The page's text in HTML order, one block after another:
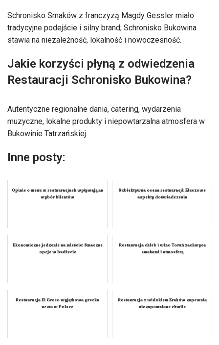
Schronisko Smaków z franczyzą Magdy Gessler miało
tradycyjne podejście i silny brand; Schronisko Bukowina
stawia na niezależność, lokalność i nowoczesność.
Jakie korzyści płyną z odwiedzenia
Restauracji Schronisko Bukowina?
Autentyczne regionalne dania, catering, wydarzenia
muzyczne, lokalne produkty i niepowtarzalna atmosfera w
Bukowinie Tatrzańskiej.
Inne posty:
Opinie o menu w restauracjach wpływają na
wybór klientów
Subiektywna ocena restauracji: Kluczowe
aspekty doświadczenia
Ekonomiczne jedzenie na mieście: Smaczne
opcje w budżecie
Restauracja chleb i wino Toruń zachwyca
smakami i atmosferą
Restauracja El Greco wyjątkowa grecka
uczta w Polsce
Restauracja z widokiem Kraków zapewnia
niezapomniane chwile